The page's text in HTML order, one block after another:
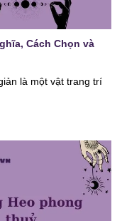
Cách Chọn và
là một vật trang trí